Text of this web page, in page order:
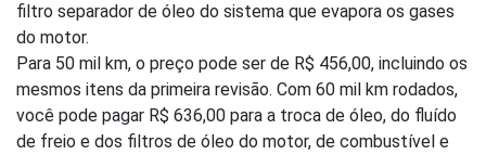
filtro separador de óleo do sistema que evapora os gases
do motor.
Para 50 mil km, o preço pode ser de R$ 456,00, incluindo os
mesmos itens da primeira revisão. Com 60 mil km rodados,
você pode pagar R$ 636,00 para a troca de óleo, do fluído
de freio e dos filtros de óleo do motor, de combustível e